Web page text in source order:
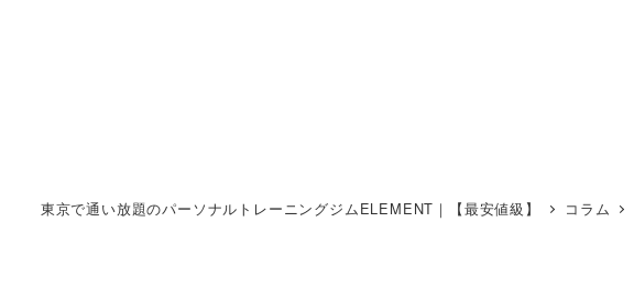
東京で通い放題のパーソナルトレーニングジムELEMENT｜【最安値級】 コラム